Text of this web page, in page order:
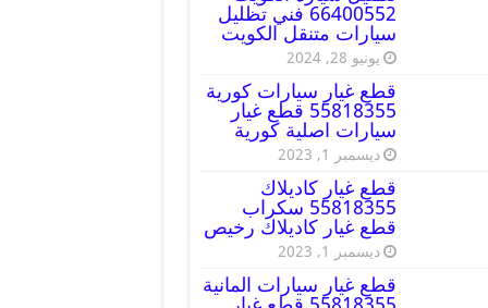
66400552 فني تظليل
سيارات متنقل الكويت
يونيو 28, 2024
قطع غيار سيارات كورية
55818355 قطع غيار
سيارات اصلية كورية
ديسمبر 1, 2023
قطع غيار كاديلاك
55818355 سكراب
قطع غيار كاديلاك رخيص
ديسمبر 1, 2023
قطع غيار سيارات المانية